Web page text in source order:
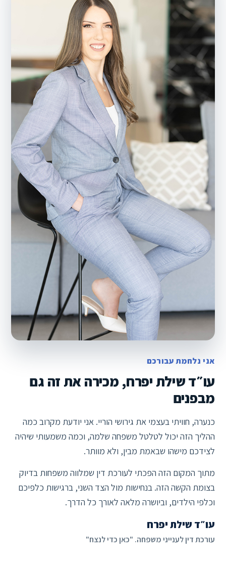
אני נלחמת עבורכם
עו״ד שילת יפרח, מכירה את זה גם
מבפנים
כנערה, חוויתי בעצמי את גירושי הוריי. אני יודעת מקרוב כמה
ההליך הזה יכול לטלטל משפחה שלמה, וכמה משמעותי שיהיה
לצידכם מישהו שבאמת מבין, ולא מוותר.
מתוך המקום הזה הפכתי לעורכת דין שמלווה משפחות בדיוק
בצומת הקשה הזה. בנחישות מול הצד השני, ברגישות כלפיכם
וכלפי הילדים, וביושרה מלאה לאורך כל הדרך.
עו״ד שילת יפרח
עורכת דין לענייני משפחה. "כאן כדי לנצח"